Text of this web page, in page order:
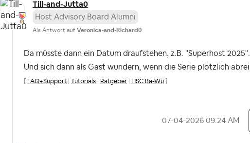
Till-and-Jutta0
Host Advisory Board Alumni
Als Antwort auf Veronica-and-Richard0
Da müsste dann ein Datum draufstehen, z.B. "Superhost
Und sich dann als Gast wundern, wenn die Serie plötzlich
FAQ+Support Tutorials Ratgeber HSC Ba-Wü
‎07-04-2026 09:24 AM